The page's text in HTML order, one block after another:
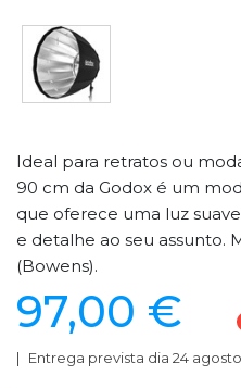
Ideal para retratos ou
90 cm da Godox é um
que oferece uma luz
e detalhe ao seu assunto.
(Bowens).
97,00 €
Entrega prevista dia 24 agosto